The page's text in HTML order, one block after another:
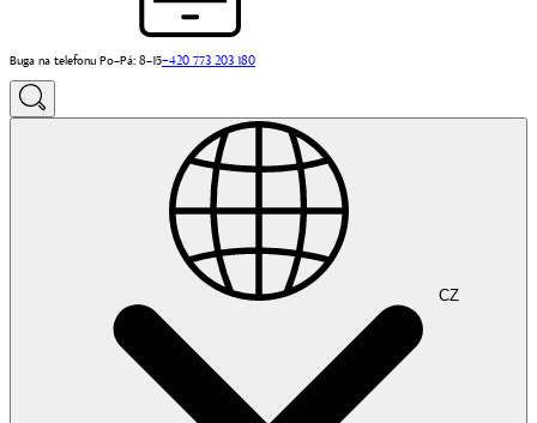
Buga na telefonu Po–Pá: 8–15+420 773 203 180
CZ